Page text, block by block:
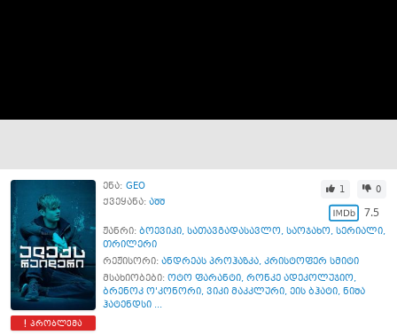
პრობლემა
ენა: GEO
ქვეყანა: აშშ
1 0
7.5
ჟანრი: ბოევიკი, სათავგადასავლო, საოჯახო, სერიალი,
თრილერი
რეჟისორი: ანდრეას პროჰაზკა, კრისტოფერ სმიტი
მსახიობები: ოტო ფარანტი, რონკე ადეკოლუჯიო,
ბრენოკ ო'კონორი, ვიკი მაკკლური, ეის ბჰატი, ნიშა
ჰატენდსი ...